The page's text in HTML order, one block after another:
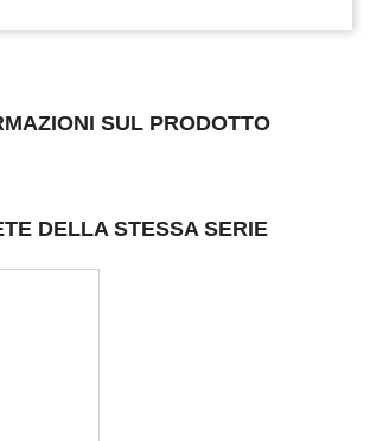
SUL PRODOTTO
DELLA STESSA SERIE